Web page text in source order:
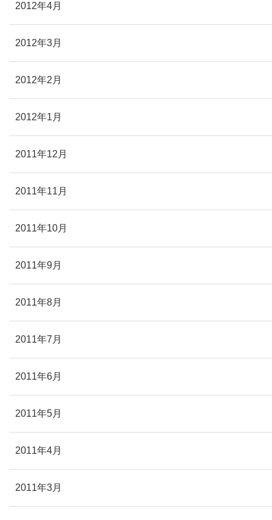
2012年4月
2012年3月
2012年2月
2012年1月
2011年12月
2011年11月
2011年10月
2011年9月
2011年8月
2011年7月
2011年6月
2011年5月
2011年4月
2011年3月